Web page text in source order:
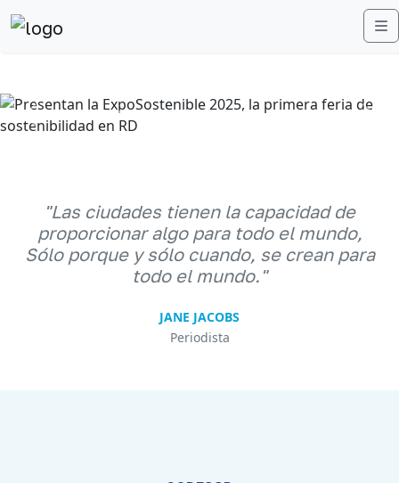
Anterior
"Las ciudades tienen la capacidad de
proporcionar algo para todo el mundo,
Sólo porque y sólo cuando, se crean para
todo el mundo."
JANE JACOBS
Periodista